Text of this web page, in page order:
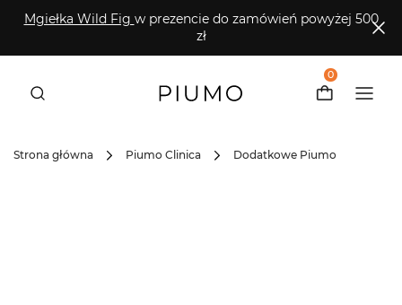
Mgiełka Wild Fig w prezencie do zamówień powyżej 500
zł
0
Strona główna Piumo Clinica Dodatkowe Piumo